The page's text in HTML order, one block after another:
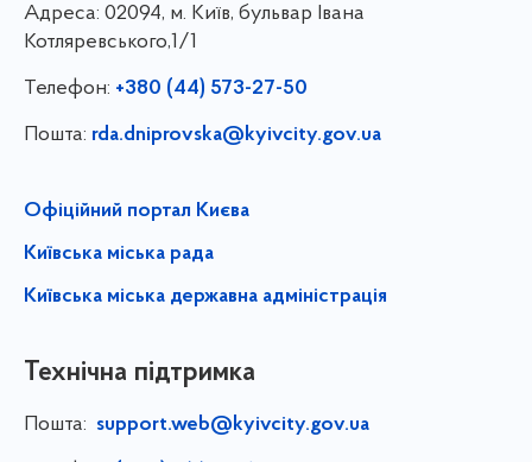
Адреса: 02094, м. Київ, бульвар Івана
Котляревського,1/1
Телефон: +380 (44) 573-27-50
Пошта: rda.dniprovska@kyivcity.gov.ua
Офіційний портал Києва
Київська міська рада
Київська міська державна адміністрація
Технічна підтримка
Пошта: support.web@kyivcity.gov.ua